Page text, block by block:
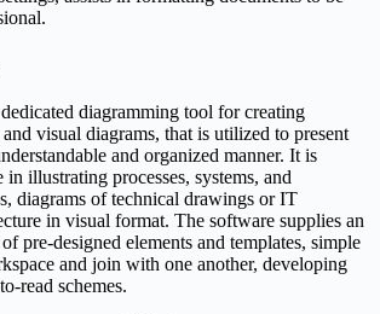
diagramming tool for creating
visual diagrams, that is utilized to present
and organized manner. It is
illustrating processes, systems, and
diagrams of technical drawings or IT
in visual format. The software supplies an
pre-designed elements and templates, simple
and join with one another, developing
read schemes.